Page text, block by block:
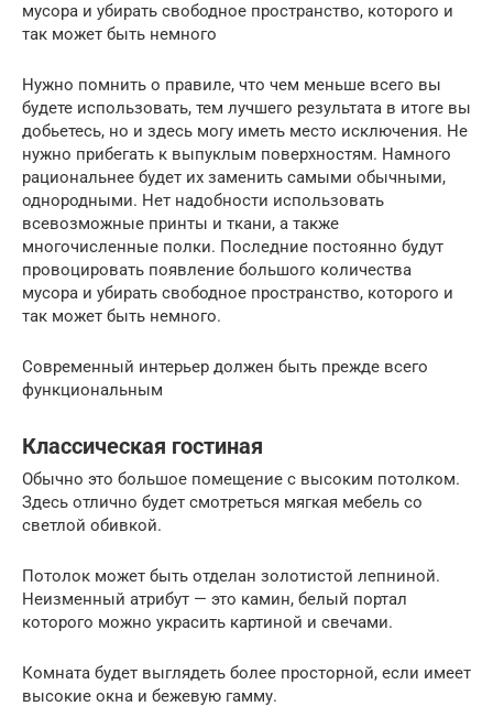
мусора и убирать свободное пространство, которого и
так может быть немного
Нужно помнить о правиле, что чем меньше всего вы
будете использовать, тем лучшего результата в итоге вы
добьетесь, но и здесь могу иметь место исключения. Не
нужно прибегать к выпуклым поверхностям. Намного
рациональнее будет их заменить самыми обычными,
однородными. Нет надобности использовать
всевозможные принты и ткани, а также
многочисленные полки. Последние постоянно будут
провоцировать появление большого количества
мусора и убирать свободное пространство, которого и
так может быть немного.
Современный интерьер должен быть прежде всего
функциональным
Классическая гостиная
Обычно это большое помещение с высоким потолком.
Здесь отлично будет смотреться мягкая мебель со
светлой обивкой.
Потолок может быть отделан золотистой лепниной.
Неизменный атрибут — это камин, белый портал
которого можно украсить картиной и свечами.
Комната будет выглядеть более просторной, если имеет
высокие окна и бежевую гамму.